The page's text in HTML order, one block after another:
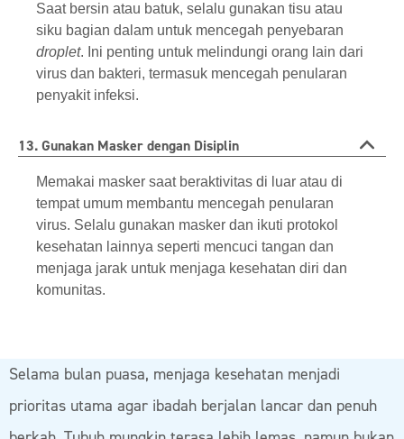
Saat bersin atau batuk, selalu gunakan tisu atau
siku bagian dalam untuk mencegah penyebaran
droplet. Ini penting untuk melindungi orang lain dari
virus dan bakteri, termasuk mencegah penularan
penyakit infeksi.
13. Gunakan Masker dengan Disiplin
Memakai masker saat beraktivitas di luar atau di
tempat umum membantu mencegah penularan
virus. Selalu gunakan masker dan ikuti protokol
kesehatan lainnya seperti mencuci tangan dan
menjaga jarak untuk menjaga kesehatan diri dan
komunitas.
Selama bulan puasa, menjaga kesehatan menjadi
prioritas utama agar ibadah berjalan lancar dan penuh